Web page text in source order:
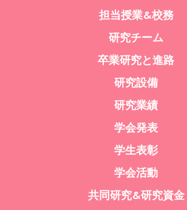
担当授業&校務
研究チーム
卒業研究と進路
研究設備
研究業績
学会発表
学生表彰
学会活動
共同研究&研究資金